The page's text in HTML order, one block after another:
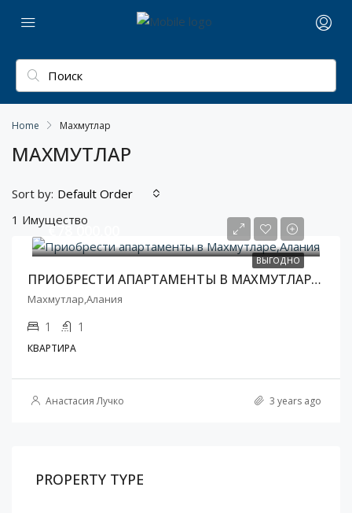
Home Махмутлар
МАХМУТЛАР
1 Имущество
Sort by: Default Order
ВЫГОДНО
€78 000,00
ПРИОБРЕСТИ АПАРТАМЕНТЫ В МАХМУТЛАРЕ,АЛАНИЯ
Махмутлар,Алания
1 1
КВАРТИРА
Анастасия Лучко 3 years ago
PROPERTY TYPE